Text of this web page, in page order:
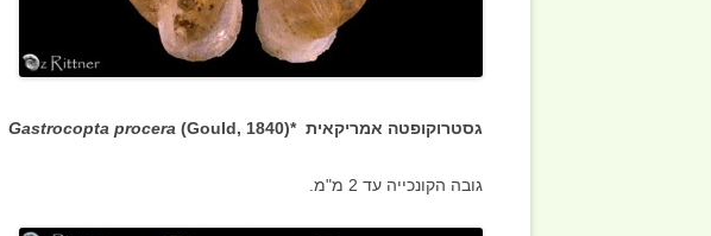
גסטרוקופטה אמריקאית *( Gastrocopta procera (Gould, 1840
גובה הקונכייה עד 2 מ"מ.